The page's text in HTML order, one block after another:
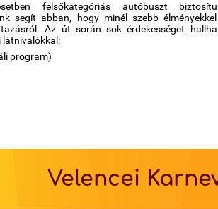
felsőkategőriás autóbuszt
segít abban, hogy minél szebb
Az út során sok érdekességet
látnivalókkal:
program)
Velencei